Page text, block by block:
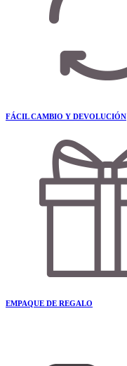
FÁCIL CAMBIO Y DEVOLUCIÓN
EMPAQUE DE REGALO